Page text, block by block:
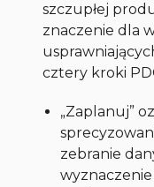
szczupłej
znaczenie dla
cztery kroki
„Zaplanuj”
zebranie